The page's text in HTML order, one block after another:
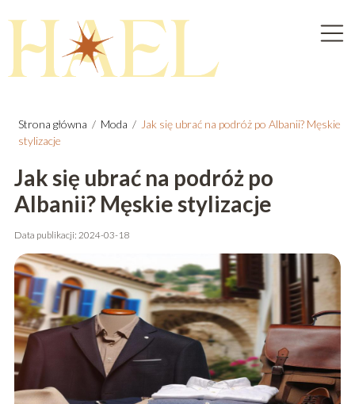
Strona główna / Moda / Jak się ubrać na podróż po Albanii? Męskie
stylizacje
Jak się ubrać na podróż po
Albanii? Męskie stylizacje
Data publikacji: 2024-03-18